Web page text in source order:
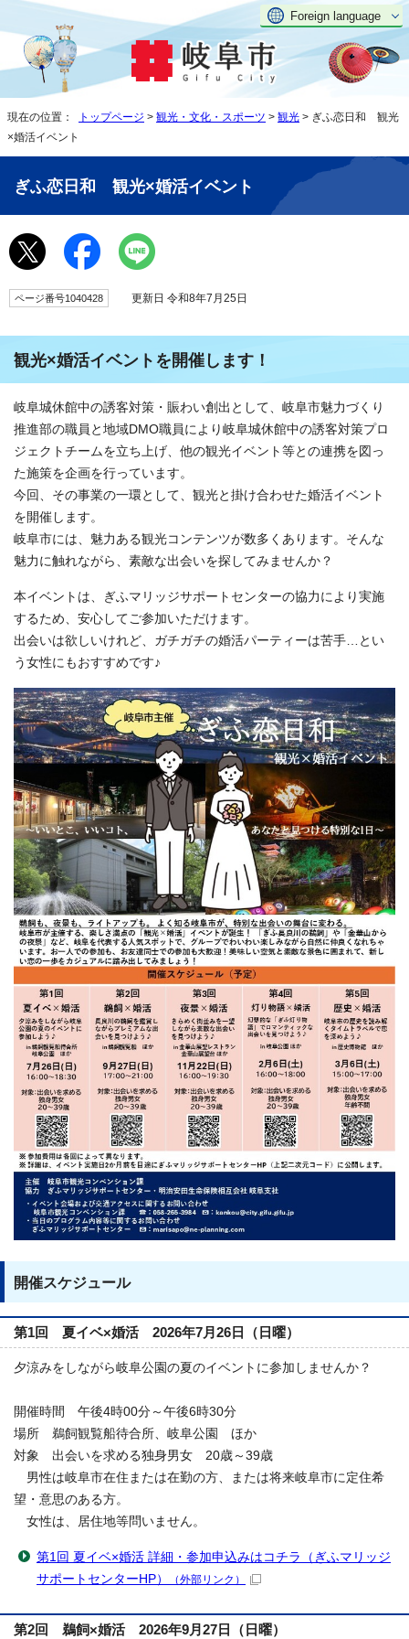
Foreign language
現在の位置： トップページ > 観光・文化・スポーツ > 観光 > ぎふ恋日和 観光
×婚活イベント
ぎふ恋日和 観光×婚活イベント
ページ番号1040428 更新日 令和8年7月25日
観光×婚活イベントを開催します！
岐阜城休館中の誘客対策・賑わい創出として、岐阜市魅力づくり
推進部の職員と地域DMO職員により岐阜城休館中の誘客対策プロ
ジェクトチームを立ち上げ、他の観光イベント等との連携を図っ
た施策を企画を行っています。
今回、その事業の一環として、観光と掛け合わせた婚活イベント
を開催します。
岐阜市には、魅力ある観光コンテンツが数多くあります。そんな
魅力に触れながら、素敵な出会いを探してみませんか？
本イベントは、ぎふマリッジサポートセンターの協力により実施
するため、安心してご参加いただけます。
出会いは欲しいけれど、ガチガチの婚活パーティーは苦手…とい
う女性にもおすすめです♪
開催スケジュール
第1回 夏イベ×婚活 2026年7月26日（日曜）
夕涼みをしながら岐阜公園の夏のイベントに参加しませんか？
開催時間 午後4時00分～午後6時30分
場所 鵜飼観覧船待合所、岐阜公園 ほか
対象 出会いを求める独身男女 20歳～39歳
男性は岐阜市在住または在勤の方、または将来岐阜市に定住希
望・意思のある方。
女性は、居住地等問いません。
第1回 夏イベ×婚活 詳細・参加申込みはコチラ（ぎふマリッジ
サポートセンターHP）
（外部リンク）
第2回 鵜飼×婚活 2026年9月27日（日曜）